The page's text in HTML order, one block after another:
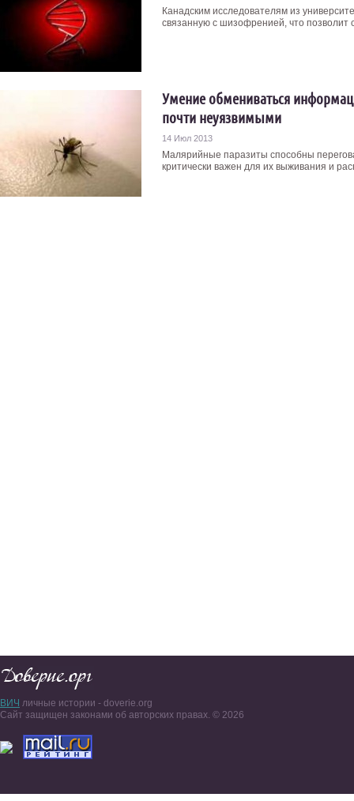
Канадским исследователям из
связанную с шизофренией, что позволит
Умение обмениваться
почти неуязвимыми
14 Июл 2013
Малярийные паразиты способны
критически важен для их выживания и
ВИЧ личные истории - doverie.org
Сайт защищен законами об авторских правах. © 2026